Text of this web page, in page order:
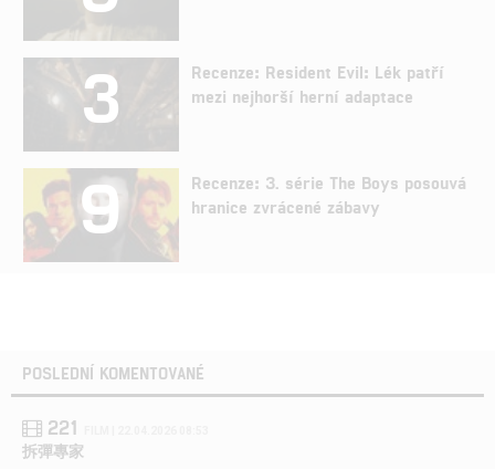
3
Recenze: Resident Evil: Lék patří
mezi nejhorší herní adaptace
9
Recenze: 3. série The Boys posouvá
hranice zvrácené zábavy
POSLEDNÍ KOMENTOVANÉ
221
拆彈專家